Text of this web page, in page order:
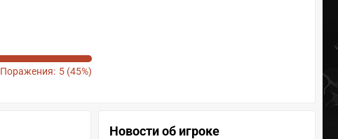
Поражения: 5 (45%)
Новости об игроке